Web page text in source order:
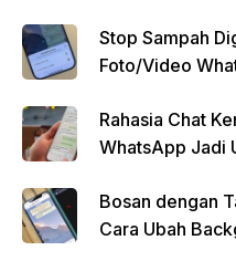
Stop Sampah
Foto/Video
Rahasia Chat
WhatsApp Jadi
Bosan dengan
Cara Ubah